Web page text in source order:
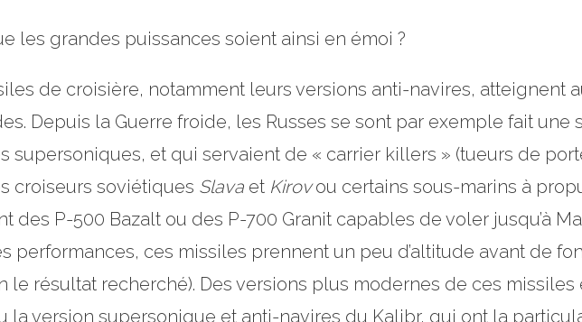
les grandes puissances soient ainsi en émoi ?
de croisière, notamment leurs versions anti-navires, atteignent
Depuis la Guerre froide, les Russes se sont par exemple fait une
supersoniques, et qui servaient de « carrier killers » (tueurs de
croiseurs soviétiques Slava et Kirovou certains sous-marins à
des P-500 Bazalt ou des P-700 Granit capables de voler jusqu’à
performances, ces missiles prennent un peu d’altitude avant de
le résultat recherché). Des versions plus modernes de ces missiles
la version supersonique et anti-navires du Kalibr, qui ont la